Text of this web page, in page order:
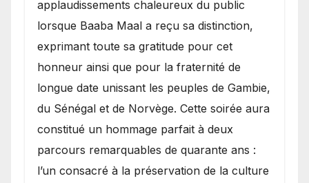
applaudissements chaleureux du public
lorsque Baaba Maal a reçu sa distinction,
exprimant toute sa gratitude pour cet
honneur ainsi que pour la fraternité de
longue date unissant les peuples de Gambie,
du Sénégal et de Norvège. Cette soirée aura
constitué un hommage parfait à deux
parcours remarquables de quarante ans :
l’un consacré à la préservation de la culture